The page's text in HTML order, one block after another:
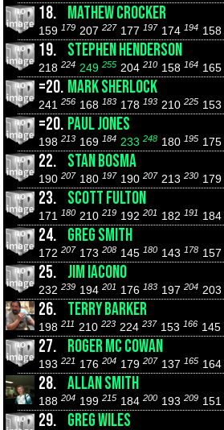
18. MATHEW CROCKER
159 179 207 227 177 197 174 194 158
19. STEPHEN HENDERSON
218 224 249 255 204 210 158 164 165
=20. MARK SHERLOCK
241 256 168 183 178 193 210 225 153
=20. PAUL JONES
198 213 169 184 233 248 180 195 175
22. STAN BOSMA
190 207 180 197 190 207 213 230 179
23. SCOTT FULTON
171
180 210 219 192 201 182 191 184
24. GREG SMITH
172 207 173 208 145 180 143 178 157
25. JIM IACONO
232 239 194 201 176 183 197 204 203
26. TERRY BARKER
198 211 210 223 224 237 153 166 145
27. ROGER MC COWAN
193 221 176 204 179 207 137 165 164
28. ALLAN SMITH
188 204 199 215 184 200 193 209 151
29. GREG WILES